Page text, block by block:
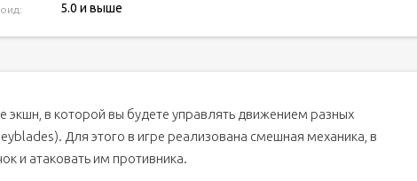
5.0 и выше
экшн, в которой вы будете управлять движением разных
Для этого в игре реализована смешная механика, в
и атаковать им противника.